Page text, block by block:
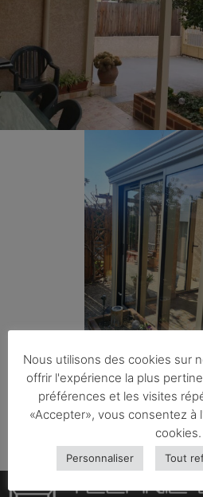
Nous utilisons des cookies sur
offrir l'expérience la plus
préférences et les visites
«Accepter», vous consentez à
cookies.
Personnaliser Tout